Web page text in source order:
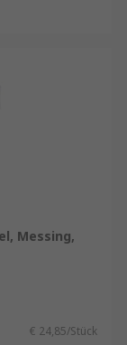
Messing,
€ 24,85/Stück